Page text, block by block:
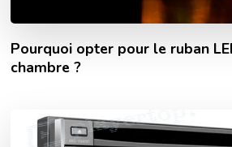
Pourquoi opter pour le ruban
chambre ?